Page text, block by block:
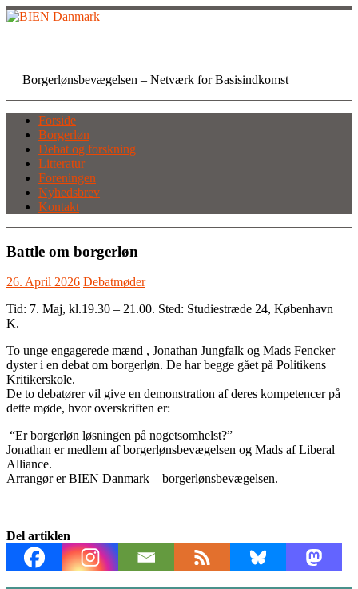
Skip
to
Borgerlønsbevægelsen – Netværk for Basisindkomst
Forside
Borgerløn
Debat og forskning
Litteratur
Foreningen
Nyhedsbrev
Kontakt
Battle om borgerløn
26. April 2026 Debatmøder
Tid: 7. Maj, kl.19.30 – 21.00. Sted: Studiestræde 24, København
K.
To unge engagerede mænd , Jonathan Jungfalk og Mads Fencker
dyster i en debat om borgerløn. De har begge gået på Politikens
Kritikerskole.
De to debatører vil give en demonstration af deres kompetencer på
dette møde, hvor overskriften er:
“Er borgerløn løsningen på nogetsomhelst?”
Jonathan er medlem af borgerlønsbevægelsen og Mads af Liberal
Alliance.
Arrangør er BIEN Danmark – borgerlønsbevægelsen.
Del artiklen